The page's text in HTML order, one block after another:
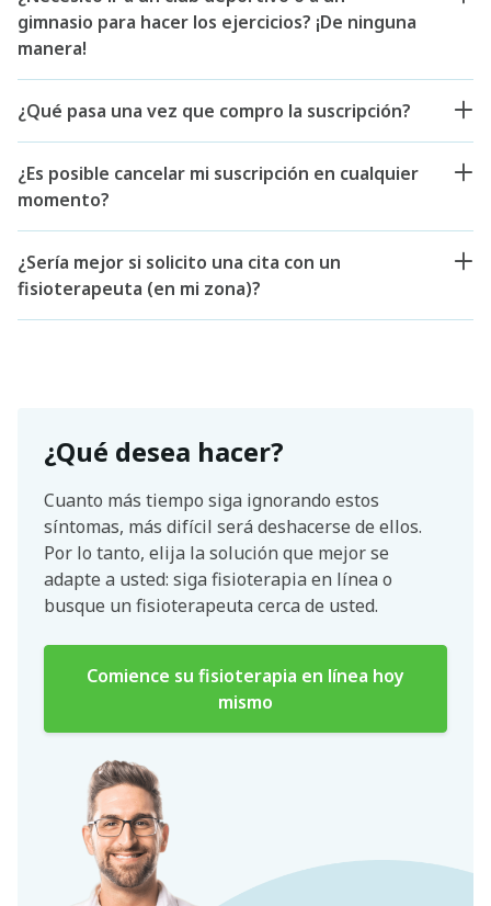
gimnasio para hacer los ejercicios? ¡De ninguna
manera!
¿Qué pasa una vez que compro la suscripción?
¿Es posible cancelar mi suscripción en cualquier
momento?
¿Sería mejor si solicito una cita con un
fisioterapeuta (en mi zona)?
¿Qué desea hacer?
Cuanto más tiempo siga ignorando estos
síntomas, más difícil será deshacerse de ellos.
Por lo tanto, elija la solución que mejor se
adapte a usted: siga fisioterapia en línea o
busque un fisioterapeuta cerca de usted.
Comience su fisioterapia en línea hoy
mismo